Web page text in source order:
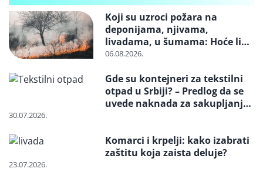
Koji su uzroci požara na
deponijama, njivama,
livadama, u šumama: Hoće li
neko konačno biti kažnjen
06.08.2026.
Gde su kontejneri za tekstilni
otpad u Srbiji? – Predlog da se
uvede naknada za sakupljanje i
30.07.2026.
Komarci i krpelji: kako izabrati
zaštitu koja zaista deluje?
23.07.2026.